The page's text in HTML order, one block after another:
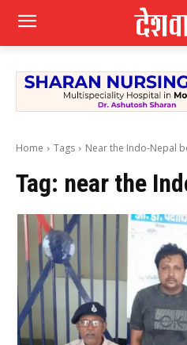
Home Tags Near the Indo-Nepal
Tag: near the